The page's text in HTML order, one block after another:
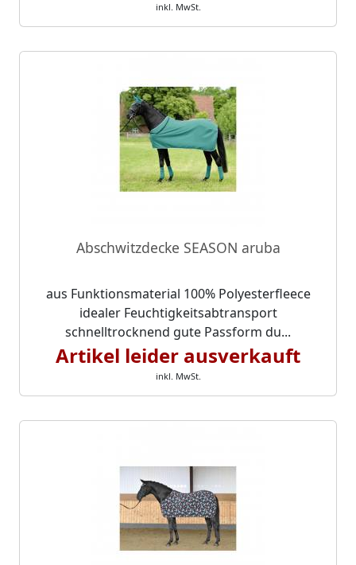
inkl. MwSt.
Abschwitzdecke SEASON aruba
aus Funktionsmaterial 100% Polyesterfleece
idealer Feuchtigkeitsabtransport
schnelltrocknend gute Passform du...
Artikel leider ausverkauft
inkl. MwSt.